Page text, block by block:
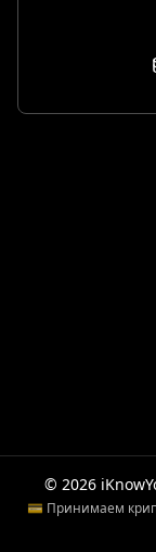
© 2026
💳 Принимаем